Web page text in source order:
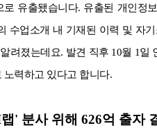
유출됐습니다. 유출된 개인정
수업소개 내 기재된 이력 및 자
려졌는데요. 발견 직후 10월 1일
노력하고 있다고 합니다.
' 분사 위해 626억 출자